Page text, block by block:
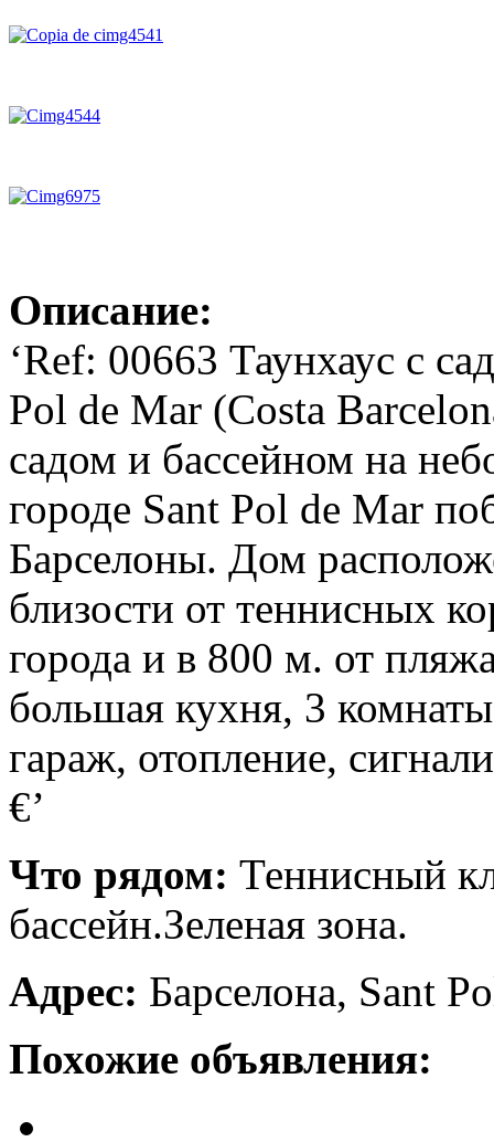
Описание:
‘Ref: 00663 Таунхаус с
Pol de Mar (Costa
садом и бассейном на
городе Sant Pol de Mar
Барселоны. Дом
близости от теннисных
города и в 800 м. от
большая кухня, 3
гараж, отопление,
€’
Что рядом: Теннисный
бассейн.Зеленая зона.
Адрес: Барселона, Sant
Похожие объявления: